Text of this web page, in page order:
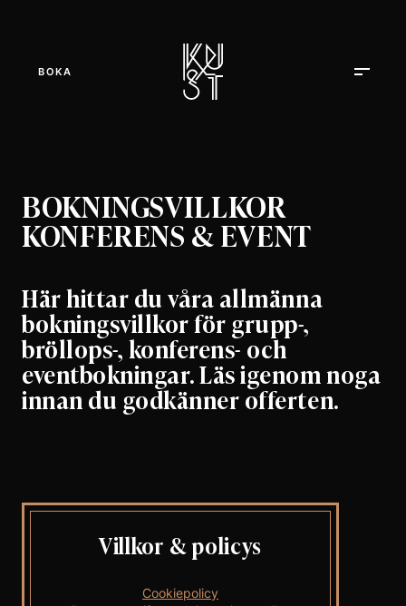
BOKA
BOKNINGSVILLKOR
KONFERENS & EVENT
Här hittar du våra allmänna
bokningsvillkor för grupp-,
bröllops-, konferens- och
eventbokningar. Läs igenom noga
innan du godkänner offerten.
Villkor & policys
Cookiepolicy